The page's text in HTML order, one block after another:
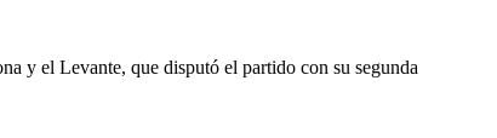
y el Levante, que disputó el partido con su segunda